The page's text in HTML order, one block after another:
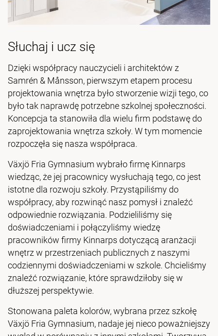
Słuchaj i ucz się
Dzięki współpracy nauczycieli i architektów z
Samrén & Månsson, pierwszym etapem procesu
projektowania wnętrza było stworzenie wizji tego, co
było tak naprawdę potrzebne szkolnej społeczności.
Koncepcja ta stanowiła dla wielu firm podstawę do
zaprojektowania wnętrza szkoły. W tym momencie
rozpoczęła się nasza współpraca.
Växjö Fria Gymnasium wybrało firmę Kinnarps
wiedząc, że jej pracownicy wysłuchają tego, co jest
istotne dla rozwoju szkoły. Przystąpiliśmy do
współpracy, aby rozwinąć nasz pomysł i znaleźć
odpowiednie rozwiązania. Podzieliliśmy się
doświadczeniami i połączyliśmy wiedzę
pracowników firmy Kinnarps dotyczącą aranżacji
wnętrz w przestrzeniach publicznych z naszymi
codziennymi doświadczeniami w szkole. Chcieliśmy
znaleźć rozwiązanie, które sprawdziłoby się w
dłuższej perspektywie.
Stonowana paleta kolorów, wybrana przez szkołę
Växjö Fria Gymnasium, nadaje jej nieco poważniejszy